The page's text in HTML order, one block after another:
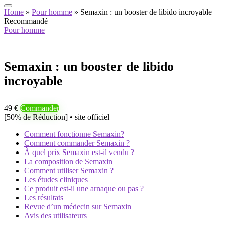
Home » Pour homme » Semaxin : un booster de libido incroyable
Recommandé
Pour homme
Semaxin : un booster de libido
incroyable
49 € Commander
[50% de Réduction] • site officiel
Comment fonctionne Semaxin?
Comment commander Semaxin ?
À quel prix Semaxin est-il vendu ?
La composition de Semaxin
Comment utiliser Semaxin ?
Les études cliniques
Ce produit est-il une arnaque ou pas ?
Les résultats
Revue d’un médecin sur Semaxin
Avis des utilisateurs